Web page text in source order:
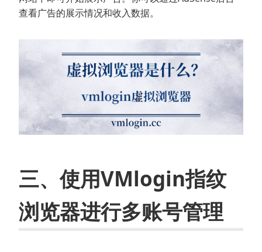
查看广告的展示情况和收入数据。
三、使用VMlogin指纹
浏览器进行多账号管理